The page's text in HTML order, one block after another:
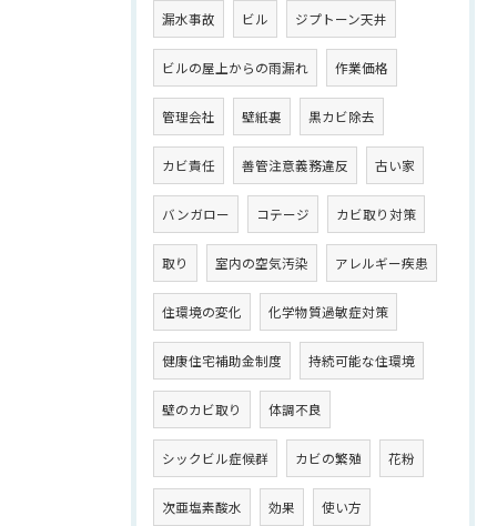
漏水事故 ビル ジプトーン天井
ビルの屋上からの雨漏れ 作業価格
管理会社 壁紙裏 黒カビ除去
カビ責任 善管注意義務違反 古い家
バンガロー コテージ カビ取り対策
取り 室内の空気汚染 アレルギー疾患
住環境の変化 化学物質過敏症対策
健康住宅補助金制度 持続可能な住環境
壁のカビ取り 体調不良
シックビル症候群 カビの繁殖 花粉
次亜塩素酸水 効果 使い方